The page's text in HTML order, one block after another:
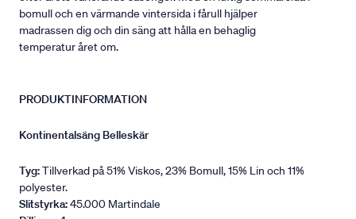
bomull och en värmande vintersida i fårull hjälper
madrassen dig och din säng att hålla en behaglig
temperatur året om.
PRODUKTINFORMATION
Kontinentalsäng Belleskär
Tyg:Tillverkad på 51% Viskos, 23% Bomull, 15% Lin och 11%
polyester.
Slitstyrka:45.000 Martindale